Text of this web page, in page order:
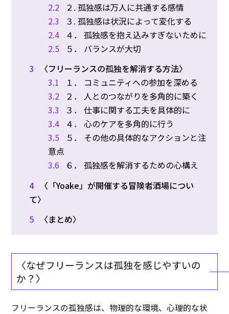
2.2
２. 孤独感は万人に共通する感情
2.3
３. 孤独感は状況によって変化する
2.4
４． 孤独感を抱え込みすぎないために
2.5
５． バランスが大切
3
〈フリーランスの孤独を解消する方法〉
3.1
１． コミュニティへの参加を深める
3.2
２． 人とのつながりを多角的に築く
3.3
３． 仕事に関する工夫を具体的に
3.4
４． 心のケアを多角的に行う
3.5
５． その他の具体的なアクションと注
意点
3.6
６． 孤独感を解消するための心構え
4
〈「Yoake」が開催する冒険者酒場につい
て〉
5
〈まとめ〉
〈なぜフリーランスは孤独を感じやすいの
か？〉
フリーランスの孤独感は、物理的な環境、心理的な状